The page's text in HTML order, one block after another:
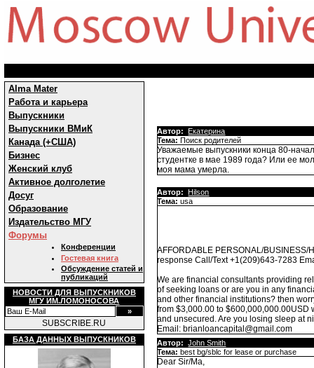
Alma Mater
Работа и карьера
Выпускники
Выпускники ВМиК
Канада (+США)
Бизнес
Женский клуб
Активное долголетие
Досуг
Образование
Издательство МГУ
Форумы
Конференции
Гостевая книга
Обсуждение статей и
публикаций
НОВОСТИ ДЛЯ ВЫПУСКНИКОВ
МГУ ИМ.ЛОМОНОСОВА
SUBSCRIBE.RU
БАЗА ДАННЫХ ВЫПУСКНИКОВ
Автор:
Екатерина
Тема: Поиск родителей
Уважаемые выпускники конца 80-
студентке в мае 1989 года? Или ее
моя мама умерла.
Автор:
Hilson
Тема: usa
AFFORDABLE PERSONAL/BUSINESS/
response Call/Text +1(209)643-7283
We are financial consultants providing
of seeking loans or are you in any
and other financial institutions? then
from $3,000.00 to $600,000,000.00USD
and unsecured. Are you losing sleep at
Email: brianloancapital@gmail.com
Автор:
John Smith
Тема: best bg/sblc for lease or purchase
Dear Sir/Ma,